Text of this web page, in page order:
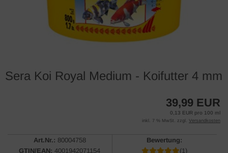
Sera Koi Royal Medium - Koifutter 4 mm
39,99 EUR
0,13 EUR pro 100 ml
inkl. 7 % MwSt. zzgl. Versandkosten
Art.Nr.: 80004758
GTIN/EAN: 4001942071154
Bewertung:
(1)